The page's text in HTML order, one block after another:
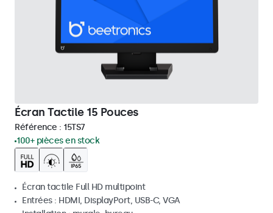
Écran Tactile 15 Pouces
Référence : 15TS7
100+ pièces en stock
Écran tactile Full HD multipoint
Entrées : HDMI, DisplayPort, USB-C, VGA